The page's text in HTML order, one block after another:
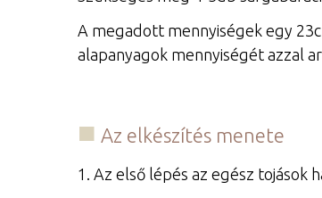
A megadott mennyiségek egy
alapanyagok mennyiségét azzal
Az elkészítés menete
1. Az első lépés az egész tojások